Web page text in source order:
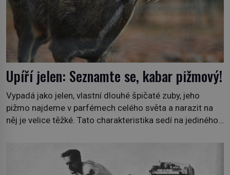
Upíří jelen: Seznamte se, kabar pižmový!
Vypadá jako jelen, vlastní dlouhé špičaté zuby, jeho
pižmo najdeme v parfémech celého světa a narazit na
něj je velice těžké. Tato charakteristika sedí na jediného
1778), jenže v Asii o něm ví už celá staletí. Zvíře
připomíná jelena, v kohoutku dosahuje […]